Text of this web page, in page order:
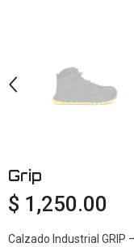
Grip
$ 1,250.00
Calzado Industrial GRIP